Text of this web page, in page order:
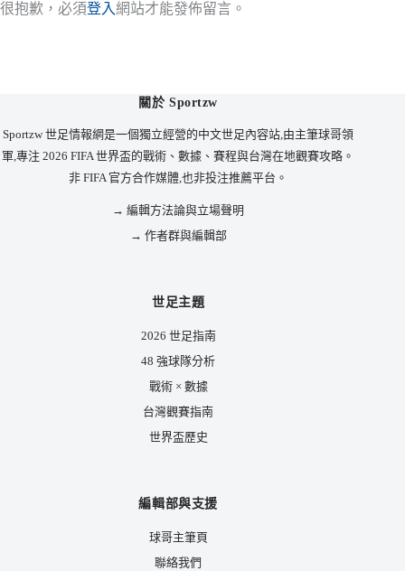
很抱歉，必須登入網站才能發佈留言。
關於 Sportzw
Sportzw 世足情報網是一個獨立經營的中文世足內容站,由主筆球哥領
軍,專注 2026 FIFA 世界盃的戰術、數據、賽程與台灣在地觀賽攻略。
非 FIFA 官方合作媒體,也非投注推薦平台。
→ 編輯方法論與立場聲明
→ 作者群與編輯部
世足主題
2026 世足指南
48 強球隊分析
戰術 × 數據
台灣觀賽指南
世界盃歷史
編輯部與支援
球哥主筆頁
聯絡我們